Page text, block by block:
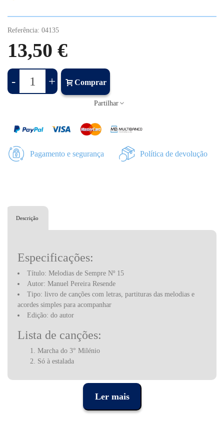
Referência: 04135
13,50 €
- + Comprar
Partilhar
Pagamento e segurança Política de devolução
Descrição
Especificações:
Título: Melodias de Sempre Nº 15
Autor: Manuel Pereira Resende
Tipo: livro de canções com letras, partituras das melodias e
acordes simples para acompanhar
Edição: do autor
Lista de canções:
Marcha do 3° Milénio
Só à estalada
Cartas de amor
Mestre de culinária
Ler mais